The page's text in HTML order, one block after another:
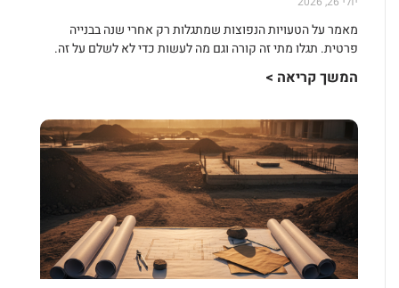
מאמר על הטעויות הנפוצות שמתגלות רק אחרי שנה בבנייה
פרטית. תגלו מתי זה קורה וגם מה לעשות כדי לא לשלם על זה.
המשך קריאה >